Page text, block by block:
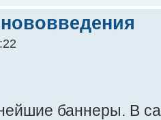
баннеры. В